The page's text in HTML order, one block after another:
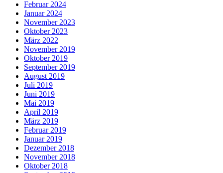
Februar 2024
Januar 2024
November 2023
Oktober 2023
März 2022
November 2019
Oktober 2019
September 2019
August 2019
Juli 2019
Juni 2019
Mai 2019
April 2019
März 2019
Februar 2019
Januar 2019
Dezember 2018
November 2018
Oktober 2018